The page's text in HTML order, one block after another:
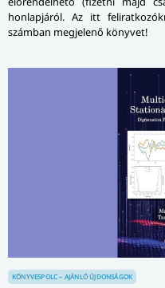
honlapjáról. Az itt
számban megjelenő könyvet!
KÖNYVESPOLC – AJÁNLÓ ÚJDONSÁGOK